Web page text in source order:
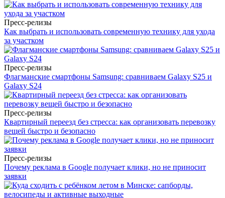
Пресс-релизы
Как выбрать и использовать современную технику для ухода
за участком
Пресс-релизы
Флагманские смартфоны Samsung: сравниваем Galaxy S25 и
Galaxy S24
Пресс-релизы
Квартирный переезд без стресса: как организовать перевозку
вещей быстро и безопасно
Пресс-релизы
Почему реклама в Google получает клики, но не приносит
заявки